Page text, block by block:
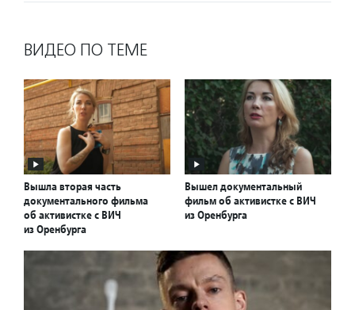
ВИДЕО ПО ТЕМЕ
Вышла вторая часть
документального фильма
об активистке с ВИЧ
из Оренбурга
Вышел документальный
фильм об активистке с ВИЧ
из Оренбурга